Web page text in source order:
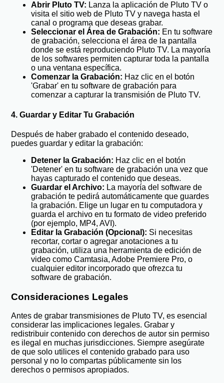
Abrir Pluto TV: Lanza la aplicación de Pluto TV o
visita el sitio web de Pluto TV y navega hasta el
canal o programa que deseas grabar.
Seleccionar el Área de Grabación: En tu software
de grabación, selecciona el área de la pantalla
donde se está reproduciendo Pluto TV. La mayoría
de los softwares permiten capturar toda la pantalla
o una ventana específica.
Comenzar la Grabación: Haz clic en el botón
'Grabar' en tu software de grabación para
comenzar a capturar la transmisión de Pluto TV.
4. Guardar y Editar Tu Grabación
Después de haber grabado el contenido deseado,
puedes guardar y editar la grabación:
Detener la Grabación: Haz clic en el botón
'Detener' en tu software de grabación una vez que
hayas capturado el contenido que deseas.
Guardar el Archivo: La mayoría del software de
grabación te pedirá automáticamente que guardes
la grabación. Elige un lugar en tu computadora y
guarda el archivo en tu formato de video preferido
(por ejemplo, MP4, AVI).
Editar la Grabación (Opcional): Si necesitas
recortar, cortar o agregar anotaciones a tu
grabación, utiliza una herramienta de edición de
video como Camtasia, Adobe Premiere Pro, o
cualquier editor incorporado que ofrezca tu
software de grabación.
Consideraciones Legales
Antes de grabar transmisiones de Pluto TV, es esencial
considerar las implicaciones legales. Grabar y
redistribuir contenido con derechos de autor sin permiso
es ilegal en muchas jurisdicciones. Siempre asegúrate
de que solo utilices el contenido grabado para uso
personal y no lo compartas públicamente sin los
derechos o permisos apropiados.